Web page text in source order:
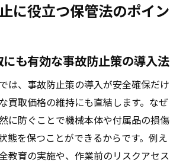
に役立つ保管法のポイン
も有効な事故防止策の導入法
は、事故防止策の導入が安全確保だけ
買取価格の維持にも直結します。なぜ
に防ぐことで機械本体や付属品の損傷
態を保つことができるからです。例え
教育の実施や、作業前のリスクアセス